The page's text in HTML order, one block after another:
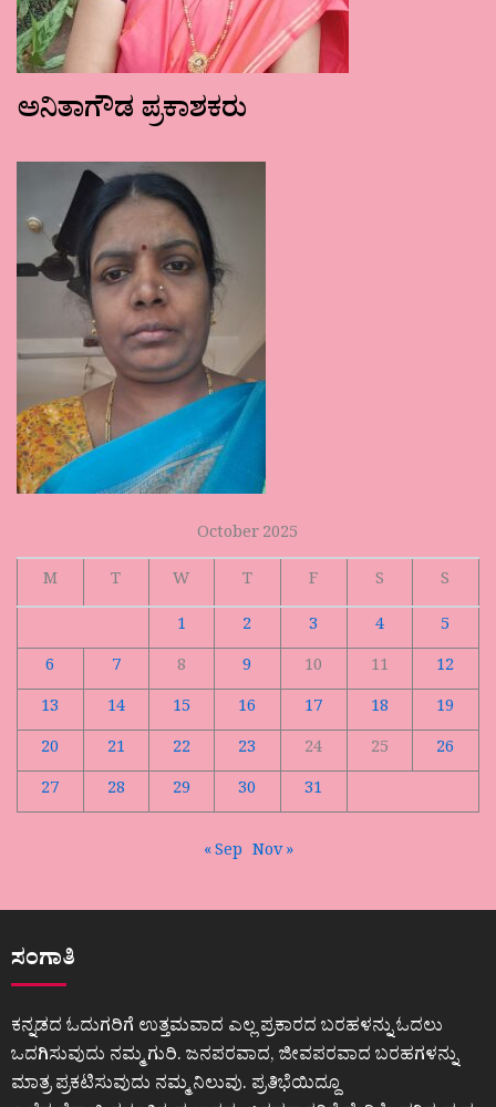
ಅನಿತಾಗೌಡ ಪ್ರಕಾಶಕರು
October 2025
M
T W T F S
S
1
2 3 4
5
6
7 8 9 10 11
12
13
14 15 16 17 18
19
20
21 22 23 24 25
26
27
28 29 30 31
« Sep Nov »
ಸಂಗಾತಿ
ಕನ್ನಡದ ಓದುಗರಿಗೆ ಉತ್ತಮವಾದ ಎಲ್ಲ ಪ್ರಕಾರದ ಬರಹಳನ್ನು ಓದಲು
ಒದಗಿಸುವುದು ನಮ್ಮ ಗುರಿ. ಜನಪರವಾದ, ಜೀವಪರವಾದ ಬರಹಗಳನ್ನು
ಮಾತ್ರ ಪ್ರಕಟಿಸುವುದು ನಮ್ಮ ನಿಲುವು. ಪ್ರತಿಭೆಯಿದ್ದೂ